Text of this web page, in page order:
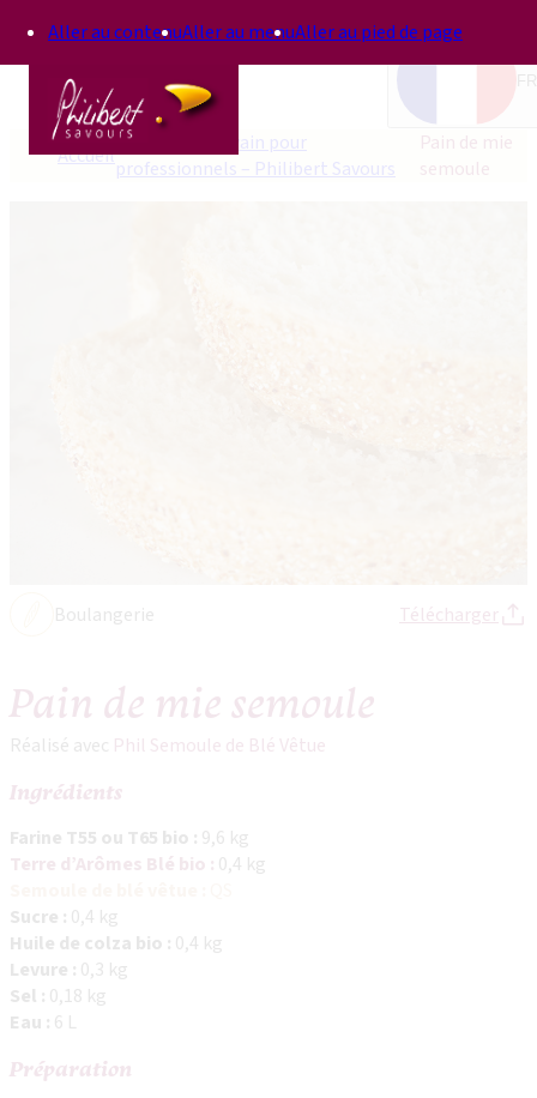
Aller au contenuAller au menuAller au pied de page
AccueilRecettes au levain pour
professionnels – Philibert Savours
Pain de mie
semoule
Boulangerie Télécharger
Pain de mie semoule
Réalisé avec Phil Semoule de Blé Vêtue
Ingrédients
Farine T55 ou T65 bio : 9,6 kg
0,4 kg
Sucre : 0,4 kg
Huile de colza bio : 0,4 kg
Levure : 0,3 kg
Sel : 0,18 kg
Eau : 6 L
Préparation